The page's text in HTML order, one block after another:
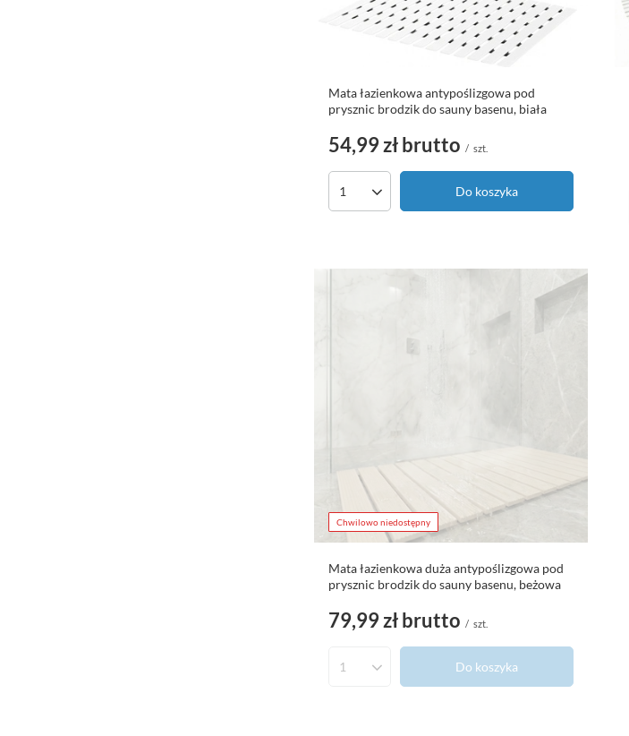
Mata łazienkowa antypoślizgowa pod
prysznic brodzik do sauny basenu, biała
54,99 złbrutto / szt.
Do koszyka
Chwilowo niedostępny
Mata łazienkowa duża antypoślizgowa pod
prysznic brodzik do sauny basenu, beżowa
79,99 złbrutto / szt.
Do koszyka